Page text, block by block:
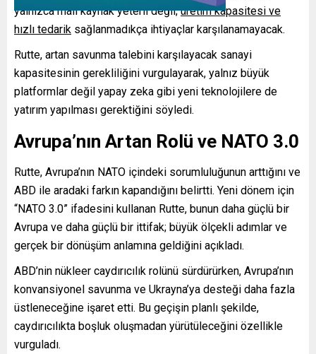
yalnızca mali kaynak yeterli değil;üretim kapasitesi ve
hızlı tedarik sağlanmadıkça ihtiyaçlar karşılanamayacak.
Rutte, artan savunma talebini karşılayacak sanayi
kapasitesinin gerekliliğini vurgulayarak, yalnız büyük
platformlar değil yapay zeka gibi yeni teknolojilere de
yatırım yapılması gerektiğini söyledi.
Avrupa’nın Artan Rolü ve NATO 3.0
Rutte, Avrupa’nın NATO içindeki sorumluluğunun arttığını ve
ABD ile aradaki farkın kapandığını belirtti. Yeni dönem için
“NATO 3.0” ifadesini kullanan Rutte, bunun daha güçlü bir
Avrupa ve daha güçlü bir ittifak; büyük ölçekli adımlar ve
gerçek bir dönüşüm anlamına geldiğini açıkladı.
ABD’nin nükleer caydırıcılık rolünü sürdürürken, Avrupa’nın
konvansiyonel savunma ve Ukrayna’ya desteği daha fazla
üstleneceğine işaret etti. Bu geçişin planlı şekilde,
caydırıcılıkta boşluk oluşmadan yürütüleceğini özellikle
vurguladı.